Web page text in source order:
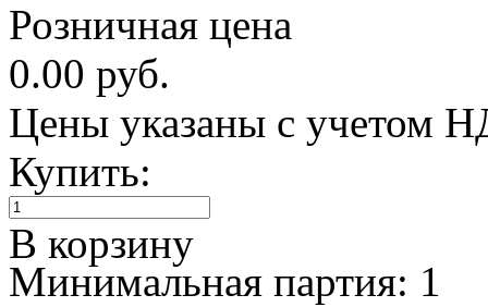
Розничная цена
0.00 руб.
Цены указаны с учетом
Купить:
В корзину
Минимальная партия: 1